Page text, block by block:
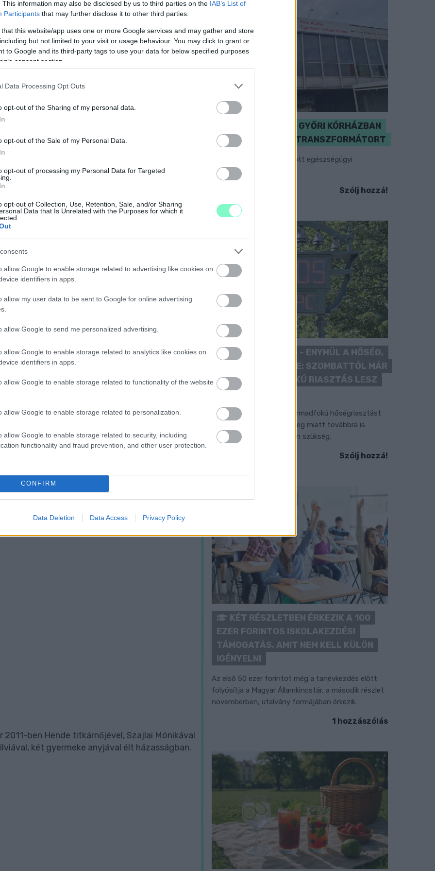
This information may also be disclosed by us to third parties on the IAB’s List of
Participants that may further disclose it to other third parties.
that this website/app uses one or more Google services and may gather and store
but not limited to your visit or usage behaviour. You may click to grant or
to Google and its third-party tags to use your data for below specified purposes
consent section.
Data Processing Opt Outs
opt-out of the Sharing of my personal data.
opt-out of the Sale of my Personal Data.
opt-out of processing my Personal Data for Targeted
opt-out of Collection, Use, Retention, Sale, and/or Sharing
Data that Is Unrelated with the Purposes for which it
allow Google to enable storage related to advertising like cookies on
identifiers in apps.
allow my user data to be sent to Google for online advertising
allow Google to send me personalized advertising.
allow Google to enable storage related to analytics like cookies on
identifiers in apps.
allow Google to enable storage related to functionality of the website
allow Google to enable storage related to personalization.
allow Google to enable storage related to security, including
functionality and fraud prevention, and other user protection.
CONFIRM
Data Deletion Data Access Privacy Policy
27-én már egy szűkkörű egyeztetésen vett
előadóival, szakértőkkel és képviselőkkel.
német parlamenti képviselővel és számos
részt vesz az Irányító Bizottság reggeli ülésén,
alelnök urat útjára elkísérte a Külügyi
A delegáció a szervezők által megadott
kísérő rendezvényeknek is helyszíne.
országban?
posztoló Hende eddig egy fotót sem tett
miről is tárgyaltak, mi volt a fórum fő
Hende oldalán.
20 órás videóját, Hendét egyetlen egyszer
tartott. Íme:
Csaba. Az utazás költségeit a magyar
mindössze ez a másfél perces ...
ezért a másfél percért közel egy hetet kint
egy olyan volt, aki online jelentkezett be,
nem adott, így közérdekű adatigényléssel
megtudjuk, pontosan mire mennyit is
Ezekből az is látszik majd, ha a politikus
egykori titkárnője, aki mostanra már a
Kerek tíz évvel ezelőtt, 2011-ben
pénzén. Kettejük útja akkor összesen 468
szállodai szoba, az útiköltség, de még a
ben Hende titkárnőjével, Szajlai Mónikával
két gyermeke anyjával élt házasságban.
KICSERÉLTÉK A GYŐRI KÓRHÁZBAN
MEGHIBÁSODOTT TRANSZFORMÁTORT
Megkezdték az elhalasztott egészségügyi
ellátásokat.
Szólj hozzá!
KÁNIKULA 2026 - ENYHÜL A HŐSÉG,
DE MÉG NINCS VÉGE: SZOMBATTÓL MÁR
“CSAK” MÁSODFOKÚ RIASZTÁS LESZ
ÉRVÉNYBEN
A július vége óta tartó harmadfokú hőségriasztást
mérséklik, de a tartós meleg miatt továbbra is
fokozott óvatosságra van szükség.
Szólj hozzá!
KÉT RÉSZLETBEN ÉRKEZIK A 100
EZER FORINTOS ISKOLAKEZDÉSI
TÁMOGATÁS, AMIT NEM KELL KÜLÖN
IGÉNYELNI
Az első 50 ezer forintot még a tanévkezdés előtt
folyósítja a Magyar Államkincstár, a második részlet
novemberben, utalvány formájában érkezik.
1 hozzászólás